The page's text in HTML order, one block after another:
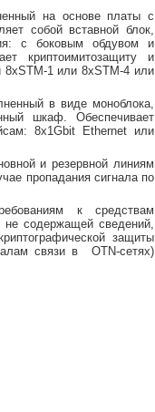
на основе платы с
собой вставной блок,
с боковым обдувом и
криптоимитозащиту и
8xSTM-1 или 8xSTM-4 или
в виде моноблока,
шкаф. Обеспечивает
8х1Gbit Ethernet или
и резервной линиям
пропадания сигнала по
к средствам
содержащей сведений,
защиты
связи в OTN-сетях)